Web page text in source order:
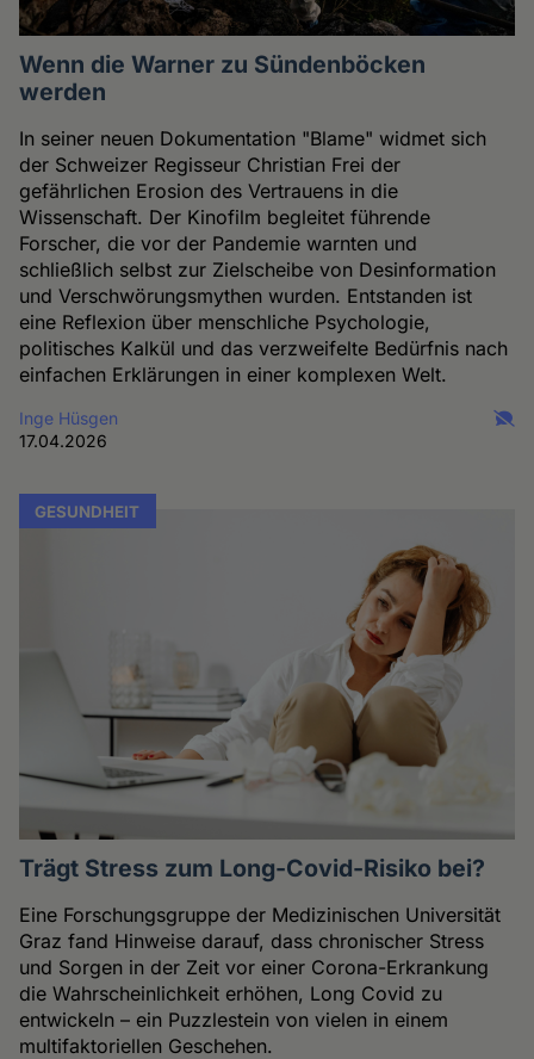
Wenn die Warner zu Sündenböcken
werden
In seiner neuen Dokumentation "Blame" widmet sich
der Schweizer Regisseur Christian Frei der
gefährlichen Erosion des Vertrauens in die
Wissenschaft. Der Kinofilm begleitet führende
Forscher, die vor der Pandemie warnten und
schließlich selbst zur Zielscheibe von Desinformation
und Verschwörungsmythen wurden. Entstanden ist
eine Reflexion über menschliche Psychologie,
politisches Kalkül und das verzweifelte Bedürfnis nach
einfachen Erklärungen in einer komplexen Welt.
Inge Hüsgen
17.04.2026
GESUNDHEIT
Trägt Stress zum Long-Covid-Risiko bei?
Eine Forschungsgruppe der Medizinischen Universität
Graz fand Hinweise darauf, dass chronischer Stress
und Sorgen in der Zeit vor einer Corona-Erkrankung
die Wahrscheinlichkeit erhöhen, Long Covid zu
entwickeln – ein Puzzlestein von vielen in einem
multifaktoriellen Geschehen.